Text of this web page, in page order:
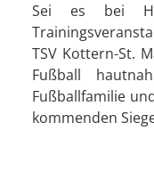
Sei es bei
TSV Kottern-St.
Fußball
Fußballfamilie
kommenden